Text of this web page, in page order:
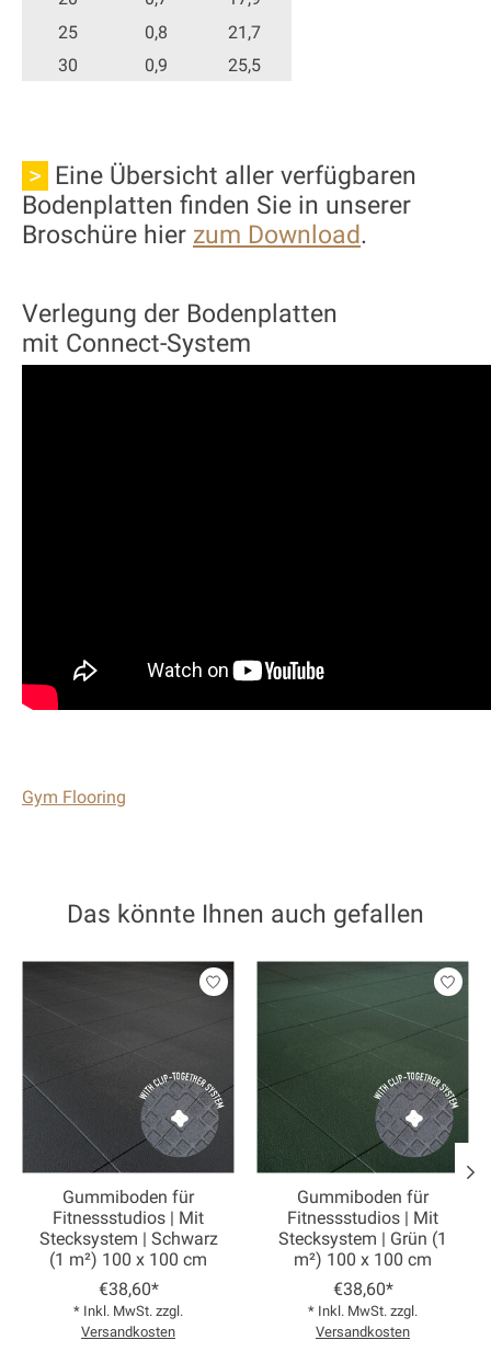
25
0,8
21,7
30
0,9 25,5
> Eine Übersicht aller verfügbaren
Bodenplatten finden Sie in unserer
Broschüre hier zum Download.
Verlegung der Bodenplatten
mit Connect-System
Gym Flooring
Das könnte Ihnen auch gefallen
Produkt-Karussell-Artikel
Gummiboden für
Fitnessstudios | Mit
Stecksystem | Schwarz
(1 m²) 100 x 100 cm
€38,60*
* Inkl. MwSt. zzgl.
Versandkosten
Gummiboden für
Fitnessstudios | Mit
Stecksystem | Grün (1
m²) 100 x 100 cm
€38,60*
* Inkl. MwSt. zzgl.
Versandkosten